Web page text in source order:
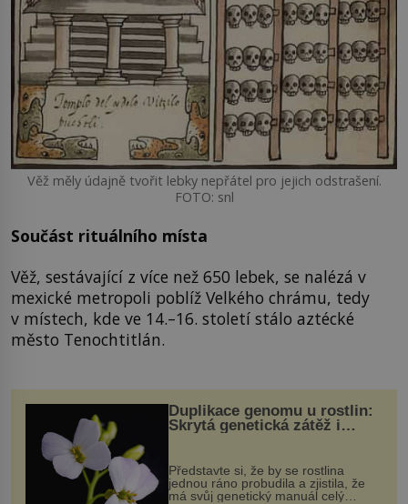
Věž měly údajně tvořit lebky nepřátel pro jejich odstrašení.
FOTO: snl
Součást rituálního místa
Věž, sestávající z více než 650 lebek, se nalézá v
mexické metropoli poblíž Velkého chrámu, tedy
v místech, kde ve 14.–16. století stálo aztécké
město Tenochtitlán.
Duplikace genomu u rostlin:
Skrytá genetická zátěž i
Představte si, že by se rostlina
jednou ráno probudila a zjistila, že
má svůj genetický manuál celý